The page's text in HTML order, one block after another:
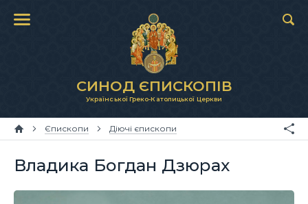
СИНОД ЄПИСКОПІВ
Української Греко-Католицької Церкви
Єпископи Діючі єпископи
Владика Богдан Дзюрах